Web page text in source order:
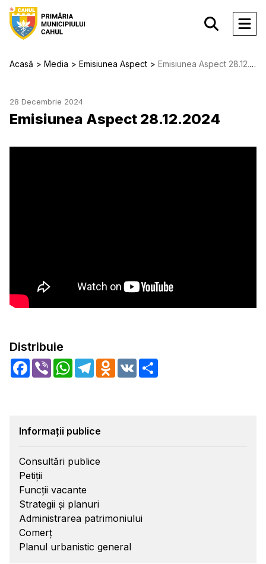
Acasă Media Emisiunea Aspect Emisiunea Aspect 28.12.2024
28 Decembrie 2024
Emisiunea Aspect 28.12.2024
Distribuie
Facebook
Viber WhatsApp
TelegramOdnoklassniki
VK
Informații publice
Consultări publice
Petiții
Funcții vacante
Strategii și planuri
Administrarea patrimoniului
Comerț
Planul urbanistic general